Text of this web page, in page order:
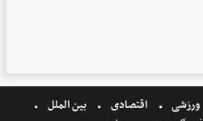
ورزشی اقتصادی
بین الملل